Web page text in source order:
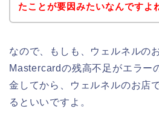
たことが要因みたいなんですよ
なので、もしも、ウェルネルの
Mastercardの残高不足がエラー
金してから、ウェルネルのお店
るといいですよ。